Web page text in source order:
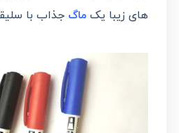
های زیبا یکماگ جذاب با